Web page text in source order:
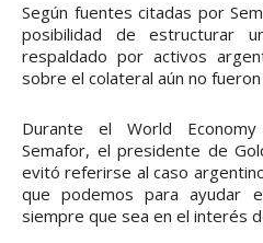
Según fuentes citadas por
posibilidad de estructurar
respaldado por activos
sobre el colateral aún no
Durante el World
Semafor, el presidente de
evitó referirse al caso
que podemos para ayudar
siempre que sea en el interés